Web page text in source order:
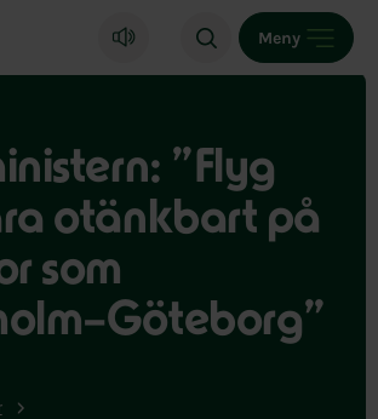
startsida
Meny
”Flyg
otänkbart på
som